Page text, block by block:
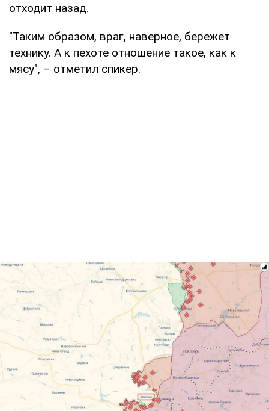
отходит назад.
"Таким образом, враг, наверное, бережет
технику. А к пехоте отношение такое, как к
мясу", – отметил спикер.